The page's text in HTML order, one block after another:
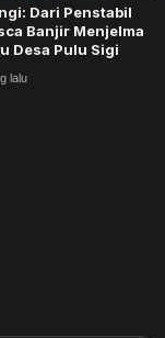
Dari Penstabil
Banjir Menjelma
Desa Pulu Sigi
lalu